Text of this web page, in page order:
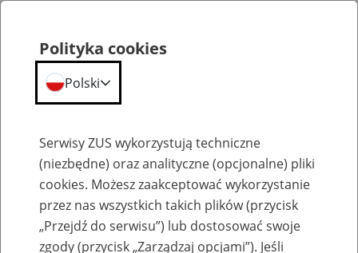
Przepraszamy,
podana strona nie została znaleziona.
Błąd 404
Polityka cookies
Polski
Serwisy ZUS wykorzystują techniczne
(niezbędne) oraz analityczne (opcjonalne) pliki
cookies. Możesz zaakceptować wykorzystanie
przez nas wszystkich takich plików (przycisk
„Przejdź do serwisu”) lub dostosować swoje
zgody (przycisk „Zarządzaj opcjami”). Jeśli